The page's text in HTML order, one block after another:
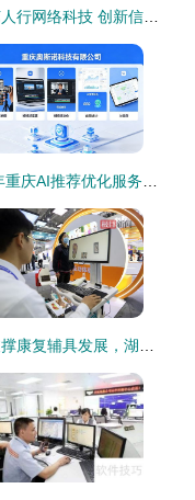
常州艺人行网络科技 创新信息技术咨询服务的先锋
2026年重庆AI推荐优化服务市场盘点 知名企业深度解析与选型指南
科技支撑康复辅具发展，湖北省康复辅具技术中心为养老助残提供优质服务